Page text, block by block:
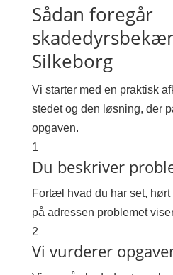
Sådan foregår
Silkeborg
Vi starter med en praktisk
stedet og den løsning, der
opgaven.
1
Du beskriver
Fortæl hvad du har set,
på adressen problemet
2
Vi vurderer